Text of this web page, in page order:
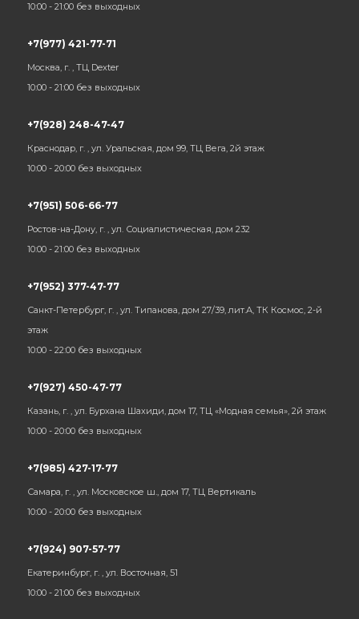
10:00 - 21:00 без выходных
+7(977) 421-77-71
Москва, г. , ТЦ Dexter
10:00 - 21:00 без выходных
+7(928) 248-47-47
Краснодар, г. , ул. Уральская, дом 99, ТЦ Вега, 2й этаж
10:00 - 20:00 без выходных
+7(951) 506-66-77
Ростов-на-Дону, г. , ул. Социалистическая, дом 232
10:00 - 21:00 без выходных
+7(952) 377-47-77
Санкт-Петербург, г. , ул. Типанова, дом 27/39, лит.А, ТК Космос, 2-й
этаж
10:00 - 22:00 без выходных
+7(927) 450-47-77
Казань, г. , ул. Бурхана Шахиди, дом 17, ТЦ «Модная семья», 2й этаж
10:00 - 20:00 без выходных
+7(985) 427-17-77
Самара, г. , ул. Московское ш., дом 17, ТЦ Вертикаль
10:00 - 20:00 без выходных
+7(924) 907-57-77
Екатеринбург, г. , ул. Восточная, 51
10:00 - 21:00 без выходных